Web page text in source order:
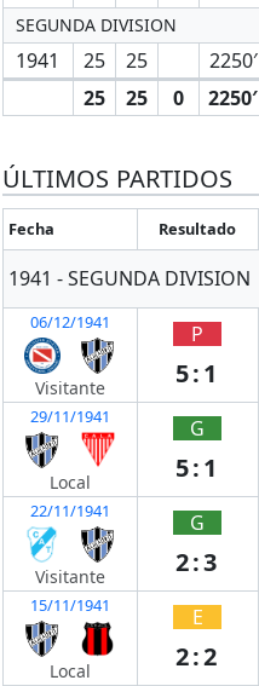
SEGUNDA DIVISION
1941 25 25
2250′
25
25 0 2250′
ÚLTIMOS PARTIDOS
Fecha Resultado
1941 - SEGUNDA DIVISION
06/12/1941
Visitante
P
5:1
29/11/1941
Local
G
5:1
22/11/1941
Visitante
G
2:3
15/11/1941
Local
E
2:2